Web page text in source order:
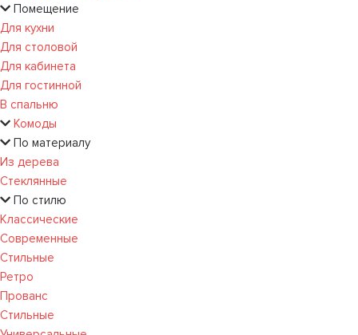
Помещение
Для кухни
Для столовой
Для кабинета
Для гостинной
В спальню
Комоды
По материалу
Из дерева
Стеклянные
По стилю
Классические
Современные
Стильные
Ретро
Прованс
Стильные